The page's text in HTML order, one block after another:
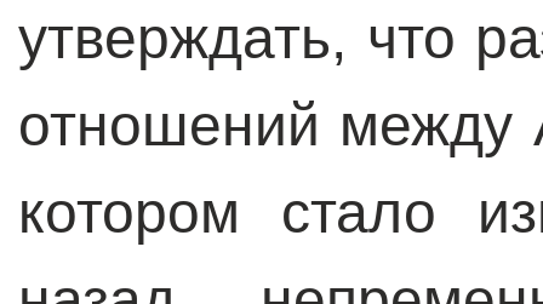
утверждать, что
отношений между
котором стало